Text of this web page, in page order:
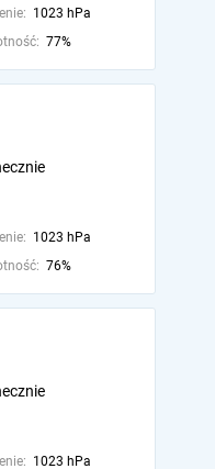
1023 hPa
77%
1023 hPa
76%
1023 hPa